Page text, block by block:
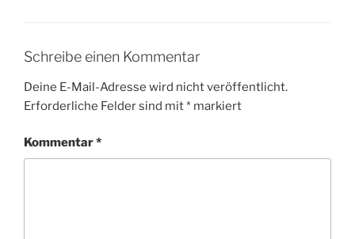
Schreibe einen Kommentar
Deine E-Mail-Adresse wird nicht veröffentlicht.
Erforderliche Felder sind mit* markiert
Kommentar*